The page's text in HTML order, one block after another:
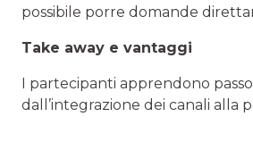
possibile porre domande
Take away e vantaggi
I partecipanti apprendono
dall’integrazione dei canali alla